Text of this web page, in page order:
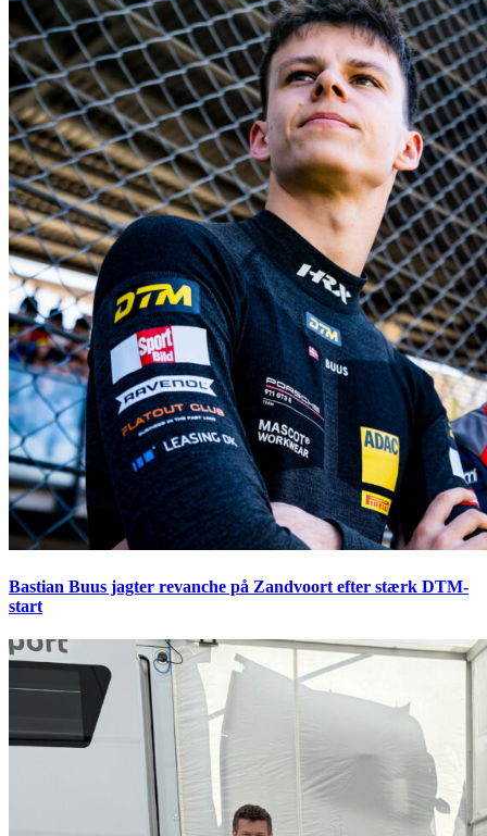
Bastian Buus jagter revanche på Zandvoort efter stærk DTM-
start